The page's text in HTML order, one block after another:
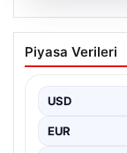
05.08.2026
(Özet)
Maçı
Piyasa Verileri
USD
EUR